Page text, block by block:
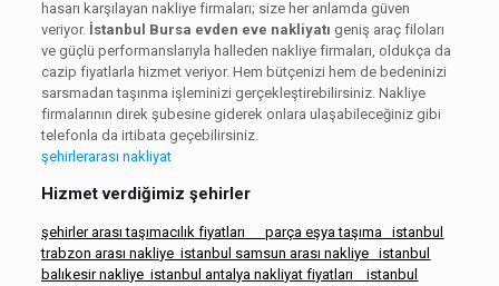
hasarı karşılayan nakliye firmaları; size her anlamda güven
veriyor. İstanbul Bursa evden eve nakliyatı geniş araç filoları
ve güçlü performanslarıyla halleden nakliye firmaları, oldukça da
cazip fiyatlarla hizmet veriyor. Hem bütçenizi hem de bedeninizi
sarsmadan taşınma işleminizi gerçekleştirebilirsiniz. Nakliye
firmalarının direk şubesine giderek onlara ulaşabileceğiniz gibi
telefonla da irtibata geçebilirsiniz.
şehirlerarası nakliyat
Hizmet verdiğimiz şehirler
şehirler arası taşımacılık fiyatları parça eşya taşıma
istanbul
trabzon arası nakliye istanbul samsun arası nakliye istanbul
balıkesir nakliye istanbul antalya nakliyat fiyatları
istanbul